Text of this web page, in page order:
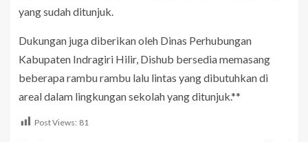
yang sudah ditunjuk.
Dukungan juga diberikan oleh Dinas Perhubungan
Kabupaten Indragiri Hilir, Dishub bersedia memasang
beberapa rambu rambu lalu lintas yang dibutuhkan di
areal dalam lingkungan sekolah yang ditunjuk.**
Post Views: 81